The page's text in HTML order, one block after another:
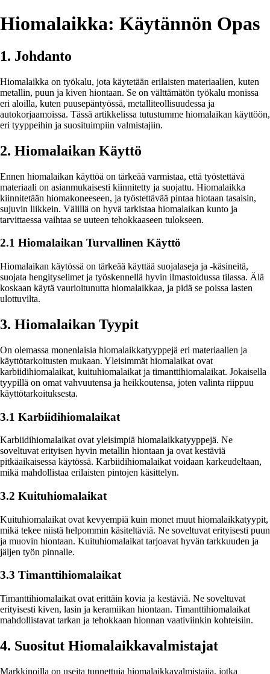
Hiomalaikka: Käytännön Opas
1. Johdanto
Hiomalaikka on työkalu, jota käytetään erilaisten materiaalien, kuten
metallin, puun ja kiven hiontaan. Se on välttämätön työkalu monissa
eri aloilla, kuten puusepäntyössä, metalliteollisuudessa ja
autokorjaamoissa. Tässä artikkelissa tutustumme hiomalaikan käyttöön,
eri tyyppeihin ja suosituimpiin valmistajiin.
2. Hiomalaikan Käyttö
Ennen hiomalaikan käyttöä on tärkeää varmistaa, että työstettävä
materiaali on asianmukaisesti kiinnitetty ja suojattu. Hiomalaikka
kiinnitetään hiomakoneeseen, ja työstettävää pintaa hiotaan tasaisin,
sujuvin liikkein. Välillä on hyvä tarkistaa hiomalaikan kunto ja
tarvittaessa vaihtaa se uuteen tehokkaaseen tulokseen.
2.1 Hiomalaikan Turvallinen Käyttö
Hiomalaikan käytössä on tärkeää käyttää suojalaseja ja -käsineitä,
suojata hengityselimet ja työskennellä hyvin ilmastoidussa tilassa. Älä
koskaan käytä vaurioitunutta hiomalaikkaa, ja pidä se poissa lasten
ulottuvilta.
3. Hiomalaikan Tyypit
On olemassa monenlaisia hiomalaikkatyyppejä eri materiaalien ja
käyttötarkoitusten mukaan. Yleisimmät hiomalaikat ovat
karbiidihiomalaikat, kuituhiomalaikat ja timanttihiomalaikat. Jokaisella
tyypillä on omat vahvuutensa ja heikkoutensa, joten valinta riippuu
käyttötarkoituksesta.
3.1 Karbiidihiomalaikat
Karbiidihiomalaikat ovat yleisimpiä hiomalaikkatyyppejä. Ne
soveltuvat erityisen hyvin metallin hiontaan ja ovat kestäviä
pitkäaikaisessa käytössä. Karbiidihiomalaikat voidaan karkeudeltaan,
mikä mahdollistaa erilaisten pintojen käsittelyn.
3.2 Kuituhiomalaikat
Kuituhiomalaikat ovat kevyempiä kuin monet muut hiomalaikkatyypit,
mikä tekee niistä helpommin käsiteltäviä. Ne soveltuvat erityisesti puun
ja muovin hiontaan. Kuituhiomalaikat tarjoavat hyvän tarkkuuden ja
jäljen työn pinnalle.
3.3 Timanttihiomalaikat
Timanttihiomalaikat ovat erittäin kovia ja kestäviä. Ne soveltuvat
erityisesti kiven, lasin ja keramiikan hiontaan. Timanttihiomalaikat
mahdollistavat tarkan ja tehokkaan hionnan vaativiinkin kohteisiin.
4. Suositut Hiomalaikkavalmistajat
Markkinoilla on useita tunnettuja hiomalaikkavalmistajia, jotka